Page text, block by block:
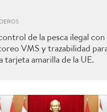
de la pesca ilegal con
VMS y trazabilidad
amarilla de la UE.